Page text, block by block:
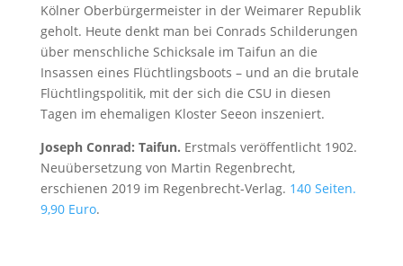
Kölner Oberbürgermeister in der Weimarer Republik
geholt. Heute denkt man bei Conrads Schilderungen
über menschliche Schicksale im Taifun an die
Insassen eines Flüchtlingsboots – und an die brutale
Flüchtlingspolitik, mit der sich die CSU in diesen
Tagen im ehemaligen Kloster Seeon inszeniert.
Joseph Conrad: Taifun. Erstmals veröffentlicht 1902.
Neuübersetzung von Martin Regenbrecht,
erschienen 2019 im Regenbrecht-Verlag. 140 Seiten.
9,90 Euro.